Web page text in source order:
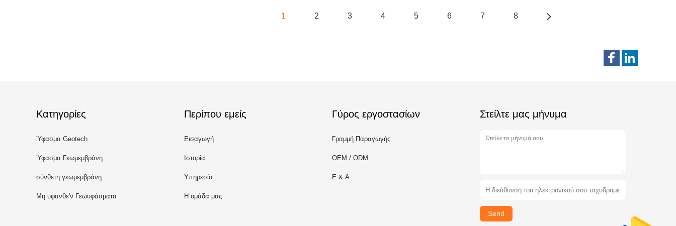
1 2 3 4 5 6 7 8
Κατηγορίες
Ύφασμα Geotech
Ύφασμα Γεωμεμβράνη
σύνθετη γεωμεμβράνη
Μη υφανθε'ν Γεωυφάσματα
Περίπου εμείς
Εισαγωγή
Ιστορία
Υπηρεσία
Η ομάδα μας
Γύρος εργοστασίων
Γραμμή Παραγωγής
OEM / ODM
Ε & Α
Στείλτε μας μήνυμα
Send